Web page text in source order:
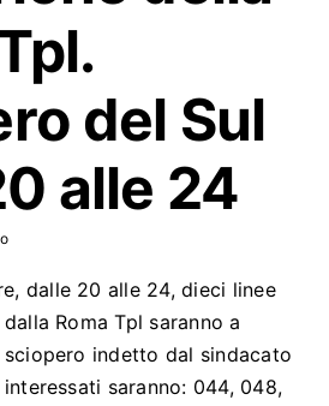
del Sul
alle 24
dalle 20 alle 24, dieci linee
Roma Tpl saranno a
indetto dal sindacato
saranno: 044, 048,